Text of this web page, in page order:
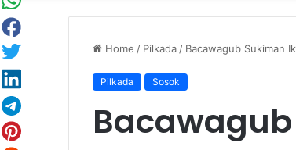
Home / Pilkada / Bacawagub Sukiman
Pilkada Sosok